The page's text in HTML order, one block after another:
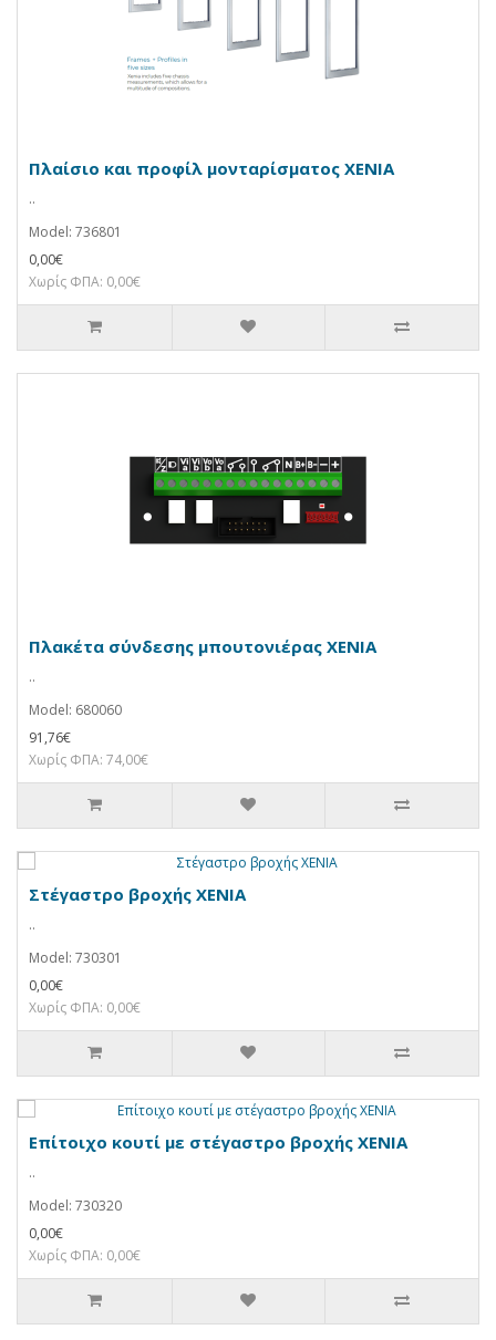
Πλαίσιο και προφίλ μονταρίσματος XENIA
..
Model: 736801
0,00€
Χωρίς ΦΠΑ: 0,00€
Πλακέτα σύνδεσης μπουτονιέρας XENIA
..
Model: 680060
91,76€
Χωρίς ΦΠΑ: 74,00€
Στέγαστρο βροχής XENIA
..
Model: 730301
0,00€
Χωρίς ΦΠΑ: 0,00€
Επίτοιχο κουτί με στέγαστρο βροχής XENIA
..
Model: 730320
0,00€
Χωρίς ΦΠΑ: 0,00€